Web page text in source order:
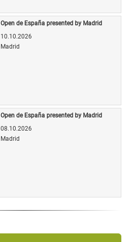
Open de España presented by Madrid
10.10.2026
Madrid
Open de España presented by Madrid
08.10.2026
Madrid